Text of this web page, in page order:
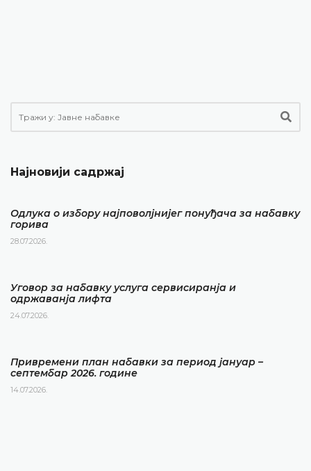
Најновији садржај
Одлука о избору најповолјнијег понуђача за набавку
горива
28.07.2026.
Уговор за набавку услуга сервисиранја и
одржаванја лифта
24.07.2026.
Привремени план набавки за период јануар –
септембар 2026. године
14.07.2026.